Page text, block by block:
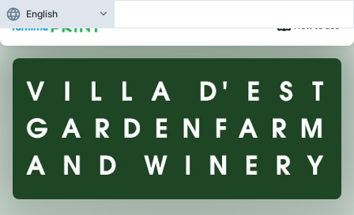
How to use
English